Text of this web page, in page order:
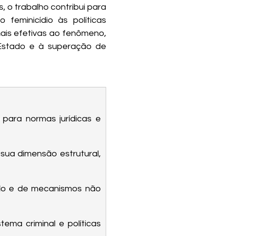
o trabalho contribui para
feminicídio às políticas
efetivas ao fenômeno,
e à superação de
normas jurídicas e
dimensão estrutural,
e de mecanismos não
criminal e políticas